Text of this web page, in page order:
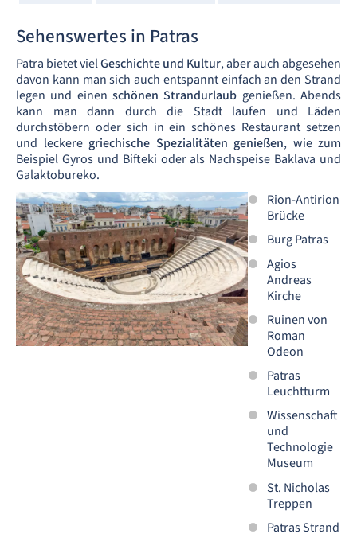
Sehenswertes in Patras
Patra bietet vielGeschichte und Kultur, aber auch abgesehen
davon kann man sich auch entspannt einfach an den Strand
legen und einen schönen Strandurlaub genießen. Abends
kann man dann durch die Stadt laufen und Läden
durchstöbern oder sich in ein schönes Restaurant setzen
und leckere griechische Spezialitäten genießen, wie zum
Beispiel Gyros und Bifteki oder als Nachspeise Baklava und
Galaktobureko.
Rion-Antirion
Brücke
Burg Patras
Agios
Andreas
Kirche
Ruinen von
Roman
Odeon
Patras
Leuchtturm
Wissenschaft
und
Technologie
Museum
St. Nicholas
Treppen
Patras Strand